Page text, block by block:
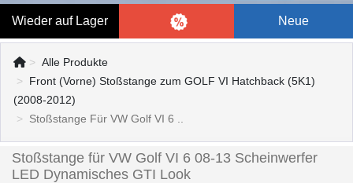
Wieder auf Lager Neue
Alle Produkte
Front (Vorne) Stoßstange zum GOLF VI Hatchback (5K1)
(2008-2012)
Stoßstange Für VW Golf VI 6 ..
Stoßstange für VW Golf VI 6 08-13 Scheinwerfer
LED Dynamisches GTI Look